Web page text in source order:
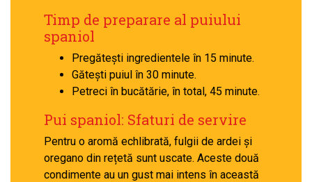
Timp de preparare al puiului
spaniol
Pregătești ingredientele în 15 minute.
Gătești puiul în 30 minute.
Petreci în bucătărie, în total, 45 minute.
Pui spaniol: Sfaturi de servire
Pentru o aromă echlibrată, fulgii de ardei și
oregano din rețetă sunt uscate. Aceste două
condimente au un gust mai intens în această